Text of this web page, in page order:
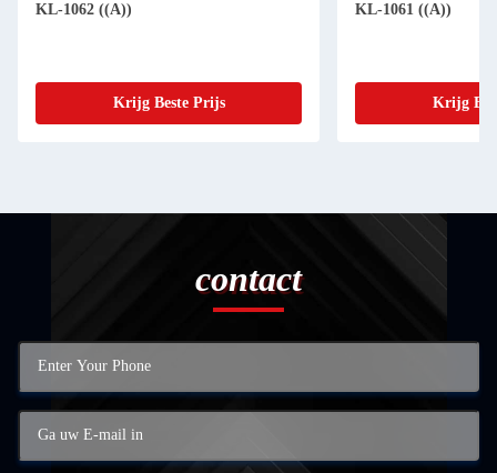
KL-1062 ((A))
Krijg Beste Prijs
KL-1061 ((A))
Krijg
contact